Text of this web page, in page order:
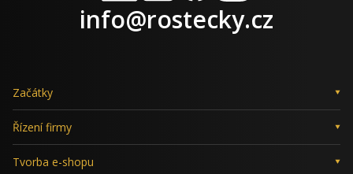
LinkedIn
X FacebookInstagram
info@rostecky.cz
Začátky
Řízení firmy
Tvorba e-shopu